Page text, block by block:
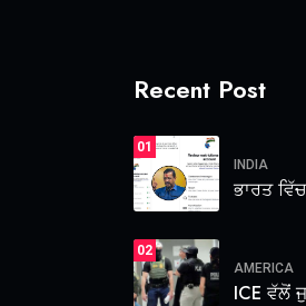
Recent Post
01
INDIA
ਭਾਰਤ
02
AMERICA
ICE ਵੱਲੋਂ